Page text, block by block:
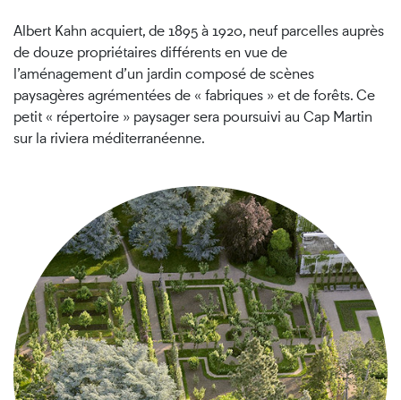
Albert Kahn acquiert, de 1895 à 1920, neuf parcelles auprès
de douze propriétaires différents en vue de
l’aménagement d’un jardin composé de scènes
paysagères agrémentées de « fabriques » et de forêts. Ce
petit « répertoire » paysager sera poursuivi au Cap Martin
sur la riviera méditerranéenne.